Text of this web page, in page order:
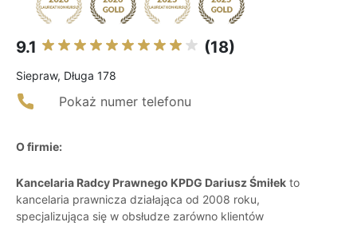
9.1 (18)
Siepraw, Długa 178
Pokaż numer telefonu
O firmie:
Kancelaria Radcy Prawnego KPDG Dariusz Śmiłek to
kancelaria prawnicza działająca od 2008 roku,
specjalizująca się w obsłudze zarówno klientów